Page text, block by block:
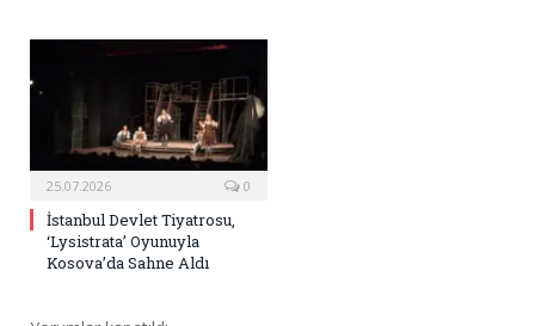
25.07.2026 0
İstanbul Devlet Tiyatrosu,
‘Lysistrata’ Oyunuyla
Kosova’da Sahne Aldı